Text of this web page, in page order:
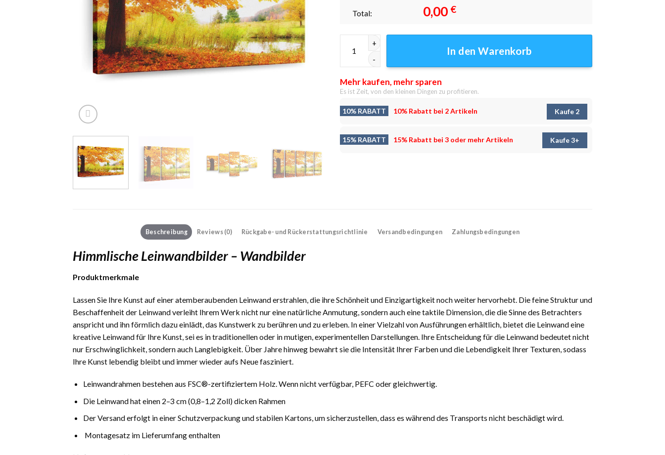
Total: 0,00 €
Himmlische Leinwandbilder – Wandbilder Menge
In den Warenkorb
Mehr kaufen, mehr sparen
Es ist Zeit, von den kleinen Dingen zu profitieren.
10% RABATT 10% Rabatt bei 2 Artikeln Kaufe 2
15% RABATT 15% Rabatt bei 3 oder mehr Artikeln Kaufe 3+
Beschreibung Reviews (0) Rückgabe- und Rückerstattungsrichtlinie Versandbedingungen Zahlungsbedingungen
Himmlische Leinwandbilder – Wandbilder
Produktmerkmale
Lassen Sie Ihre Kunst auf einer atemberaubenden Leinwand erstrahlen, die ihre Schönheit und Einzigartigkeit noch weiter hervorhebt. Die feine Struktur und
Beschaffenheit der Leinwand verleiht Ihrem Werk nicht nur eine natürliche Anmutung, sondern auch eine taktile Dimension, die die Sinne des Betrachters
anspricht und ihn förmlich dazu einlädt, das Kunstwerk zu berühren und zu erleben. In einer Vielzahl von Ausführungen erhältlich, bietet die Leinwand eine
kreative Leinwand für Ihre Kunst, sei es in traditionellen oder in mutigen, experimentellen Darstellungen. Ihre Entscheidung für die Leinwand bedeutet nicht
nur Erschwinglichkeit, sondern auch Langlebigkeit. Über Jahre hinweg bewahrt sie die Intensität Ihrer Farben und die Lebendigkeit Ihrer Texturen, sodass
Ihre Kunst lebendig bleibt und immer wieder aufs Neue fasziniert.
Leinwandrahmen bestehen aus FSC®-zertifiziertem Holz. Wenn nicht verfügbar, PEFC oder gleichwertig.
Die Leinwand hat einen 2–3 cm (0,8–1,2 Zoll) dicken Rahmen
Der Versand erfolgt in einer Schutzverpackung und stabilen Kartons, um sicherzustellen, dass es während des Transports nicht beschädigt wird.
Montagesatz im Lieferumfang enthalten